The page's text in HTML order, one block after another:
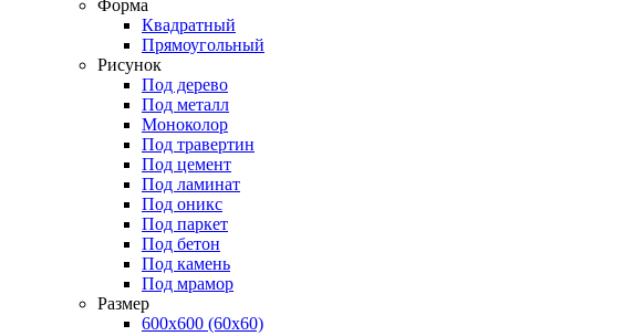
Форма
Квадратный
Прямоугольный
Рисунок
Под дерево
Под металл
Моноколор
Под травертин
Под цемент
Под ламинат
Под оникс
Под паркет
Под бетон
Под камень
Под мрамор
Размер
600х600 (60х60)